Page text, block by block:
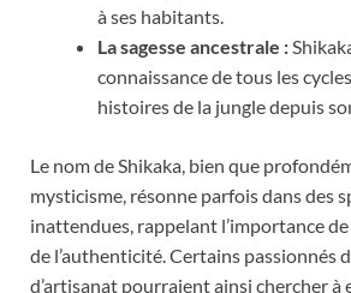
à ses habitants.
La sagesse ancestrale :
connaissance de tous les
histoires de la jungle depuis
Le nom de Shikaka, bien que
mysticisme, résonne parfois dans des
inattendues, rappelant l’importance
de l’authenticité. Certains passionnés
d’artisanat pourraient ainsi chercher à